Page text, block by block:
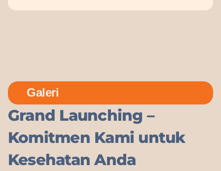
Galeri
Grand Launching –
Komitmen Kami untuk
Kesehatan Anda